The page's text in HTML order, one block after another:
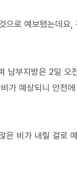
으로 예보됐는데요,
남부지방은 2일
가 예상되니 안전
은 비가 내릴 걸로